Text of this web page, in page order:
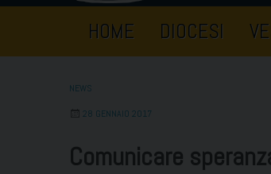
HOME DIOCESI
NEWS
28 GENNAIO 2017
Comunicare